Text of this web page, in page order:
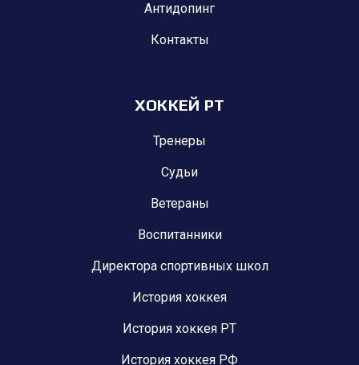
Антидопинг
Контакты
ХОККЕЙ РТ
Тренеры
Судьи
Ветераны
Воспитанники
Директора спортивных школ
История хоккея
История хоккея РТ
История хоккея РФ